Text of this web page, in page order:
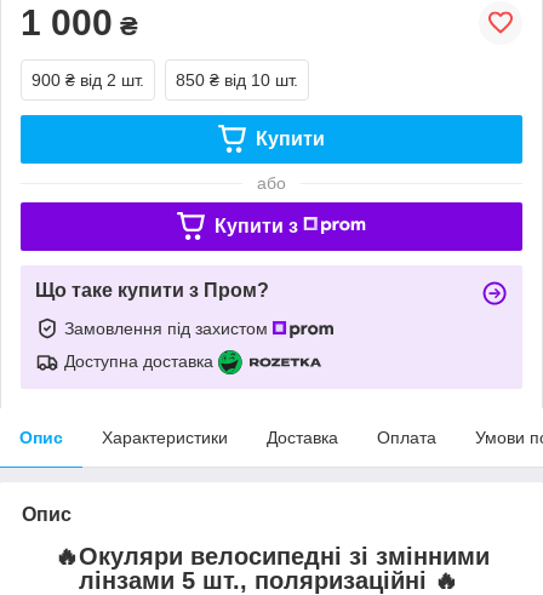
1 000 ₴
900 ₴ від 2 шт. 850 ₴ від 10 шт.
Купити
або
Купити з
Що таке купити з Пром?
Замовлення під захистом
Доступна доставка
Опис Характеристики Доставка Оплата Умови
Опис
🔥Окуляри велосипедні зі змінними
лінзами 5 шт., поляризаційні 🔥